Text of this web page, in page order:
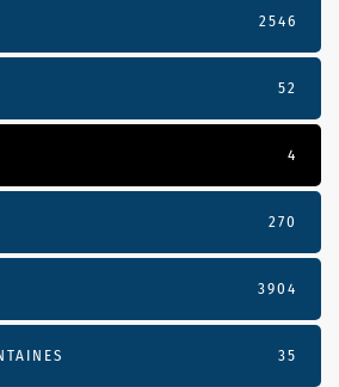
2546
52
4
270
3904
35